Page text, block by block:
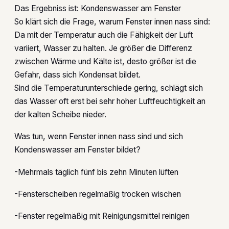
Das Ergebniss ist: Kondenswasser am Fenster
So klärt sich die Frage, warum Fenster innen nass sind:
Da mit der Temperatur auch die Fähigkeit der Luft
variiert, Wasser zu halten. Je größer die Differenz
zwischen Wärme und Kälte ist, desto größer ist die
Gefahr, dass sich Kondensat bildet.
Sind die Temperaturunterschiede gering, schlägt sich
das Wasser oft erst bei sehr hoher Luftfeuchtigkeit an
der kalten Scheibe nieder.
Was tun, wenn Fenster innen nass sind und sich
Kondenswasser am Fenster bildet?
-Mehrmals täglich fünf bis zehn Minuten lüften
-Fensterscheiben regelmäßig trocken wischen
-Fenster regelmäßig mit Reinigungsmittel reinigen